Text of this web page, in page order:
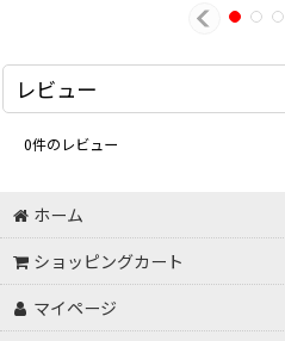
レビュー
0件のレビュー
ホーム
ショッピングカート
マイページ